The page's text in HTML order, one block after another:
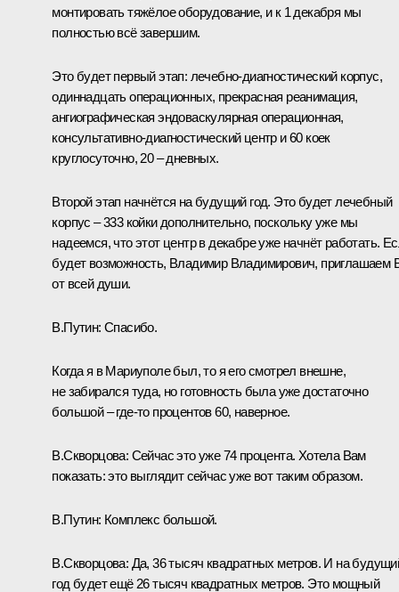
монтировать тяжёлое оборудование, и к 1 декабря мы
полностью всё завершим.
Это будет первый этап: лечебно-диагностический корпус,
одиннадцать операционных, прекрасная реанимация,
ангиографическая эндоваскулярная операционная,
консультативно-диагностический центр и 60 коек
круглосуточно, 20 – дневных.
Второй этап начнётся на будущий год. Это будет лечебный
корпус – 333 койки дополнительно, поскольку уже мы
надеемся, что этот центр в декабре уже начнёт работать.
будет возможность, Владимир Владимирович, приглашаем
от всей души.
В.Путин: Спасибо.
Когда я в Мариуполе был, то я его смотрел внешне,
не забирался туда, но готовность была уже достаточно
большой – где-то процентов 60, наверное.
В.Скворцова: Сейчас это уже 74 процента. Хотела Вам
показать: это выглядит сейчас уже вот таким образом.
В.Путин: Комплекс большой.
В.Скворцова: Да, 36 тысяч квадратных метров. И на
год будет ещё 26 тысяч квадратных метров. Это мощный